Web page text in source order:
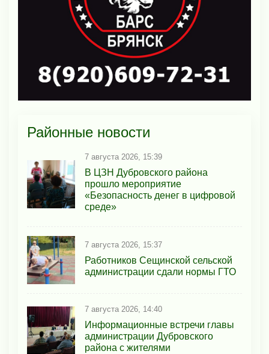
Районные новости
7 августа 2026, 15:39
В ЦЗН Дубровского района
прошло мероприятие
«Безопасность денег в цифровой
среде»
7 августа 2026, 15:37
Работников Сещинской сельской
администрации сдали нормы ГТО
7 августа 2026, 14:40
Информационные встречи главы
администрации Дубровского
района с жителями